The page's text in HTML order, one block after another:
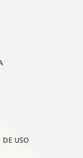
DE USO